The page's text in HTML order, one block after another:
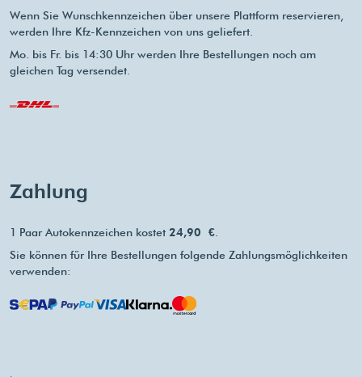
Wenn Sie Wunschkennzeichen über unsere Plattform reservieren,
werden Ihre Kfz-Kennzeichen von uns geliefert.
Mo. bis Fr. bis 14:30 Uhr werden Ihre Bestellungen noch am
gleichen Tag versendet.
Zahlung
1 Paar Autokennzeichen kostet 24,90 €
Sie können für Ihre Bestellungen folgende Zahlungsmöglichkeiten
verwenden: